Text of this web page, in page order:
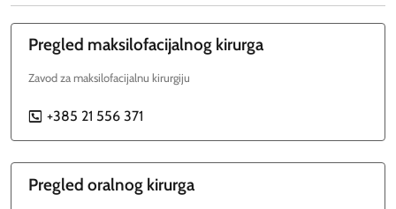
Pregled maksilofacijalnog kirurga
Zavod za maksilofacijalnu kirurgiju
P +385 21 556 371
Pregled oralnog kirurga